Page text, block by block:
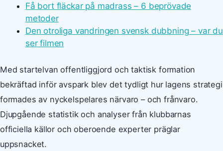
Få bort fläckar på madrass – 6 beprövade
metoder
Den otroliga vandringen svensk dubbning – var du
ser filmen
Med startelvan offentliggjord och taktisk formation
bekräftad inför avspark blev det tydligt hur lagens strategi
formades av nyckelspelares närvaro – och frånvaro.
Djupgående statistik och analyser från klubbarnas
officiella källor och oberoende experter präglar
uppsnacket.